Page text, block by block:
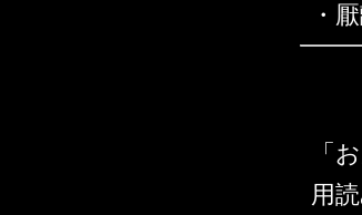
・
「
用読